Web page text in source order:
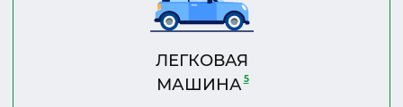
ЛЕГКОВАЯ
МАШИНА5